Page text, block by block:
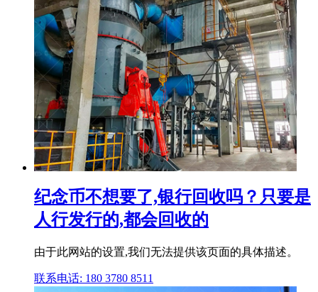
纪念币不想要了,银行回收吗？只要是
人行发行的,都会回收的
由于此网站的设置,我们无法提供该页面的具体描述。
联系电话: 180 3780 8511